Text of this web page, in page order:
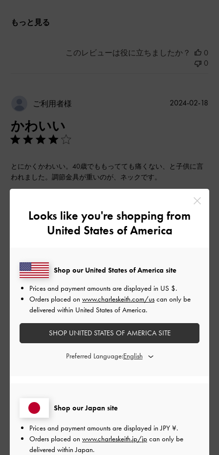
もっと見る
このレビューは役に立ちましたか？
0
0
ご利用者様
かわいい
とにかくかわいい。40歳でももってても痛くない、と子供に言
われました。調節金具が重いのが、ネックです。
デザイン
とてもよかった
よかった
もっと見る
公
2024-02-18
このレビューは役に立ちましたか？
かわいい！
ちょうどいいサイズ感です！
Looks like you're shopping from
United States of America
Shop our Japan site
Prices and payment amounts are displayed inJPY ¥.
Orders placed on www.charleskeith.jp/jp can only be
delivered within Japan.
Shop our United States of America site
Prices and payment amounts are displayed in US $.
Orders placed on www.charleskeith.com/us can only be
delivered within United States of America.
SHOP UNITED STATES OF AMERICA SITE
Preferred Language: